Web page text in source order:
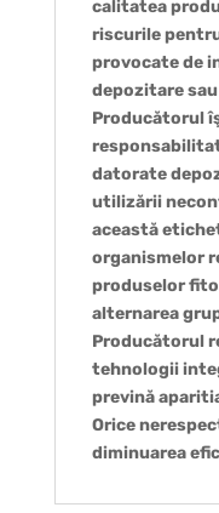
calitatea
riscurile
provocate de
depozitare
Producătorul
datorate
utilizării
această
organismelor
produselor
alternarea
Producătorul
tehnologii
prevină
Orice
diminuarea